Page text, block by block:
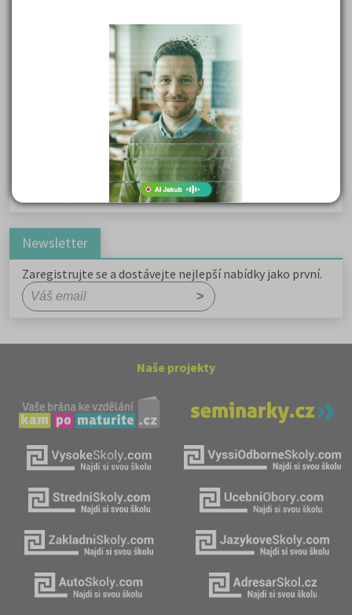
Kritika hry M. L. King v Salesiánském divadle
Důležité reakce organických sloučenin a jejich význam
Zákonitosti v elektronové struktuře
Základní charakteristiky obyvatelstva a geografie sídel
Karel Hynek Mácha: Máj
Karel Havlíček Borovský: Tyrolské elegie
Romain Rolland: Petr a Lucie
Newsletter
Zaregistrujte se a dostávejte nejlepší nabídky jako první.
Naše projekty